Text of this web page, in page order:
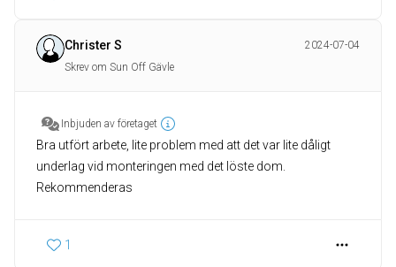
Christer S
2024-07-04
Skrev om Sun Off Gävle
Inbjuden av företaget
Bra utfört arbete, lite problem med att det var lite dåligt
underlag vid monteringen med det löste dom.
Rekommenderas
1